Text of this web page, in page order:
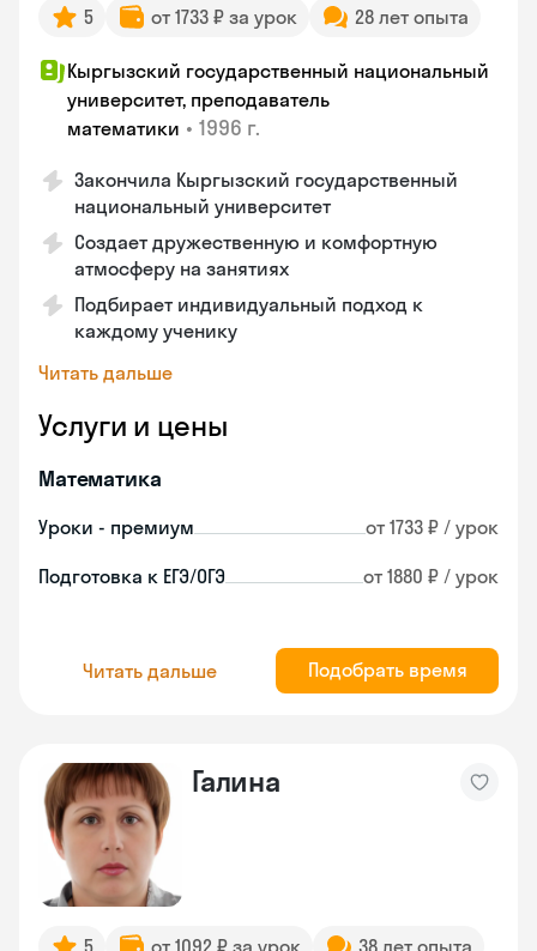
5 от 1733 ₽ за урок 28 лет опыта
Кыргызский государственный национальный
университет, преподаватель
математики • 1996 г.
Закончила Кыргызский государственный
национальный университет
Создает дружественную и комфортную
атмосферу на занятиях
Подбирает индивидуальный подход к
каждому ученику
Читать дальше
Услуги и цены
Математика
Уроки - премиум от 1733 ₽ / урок
Подготовка к ЕГЭ/ОГЭ от 1880 ₽ / урок
Читать дальше Подобрать время
Галина
5 от 1092 ₽ за урок 38 лет опыта